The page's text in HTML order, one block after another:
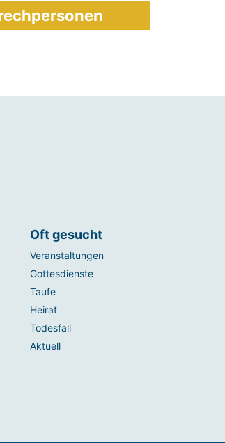
Oft gesucht
Veranstaltungen
Gottesdienste
Taufe
Heirat
Todesfall
Aktuell